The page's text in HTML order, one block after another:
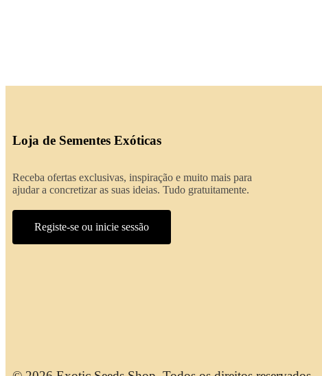
Loja de Sementes Exóticas
Receba ofertas exclusivas, inspiração e muito mais para
ajudar a concretizar as suas ideias. Tudo gratuitamente.
Registe-se ou inicie sessão